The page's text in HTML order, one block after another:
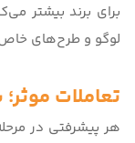
برای برند بیشتر
لوگو و طرح‌های
تعاملات
هر پیشرفتی در